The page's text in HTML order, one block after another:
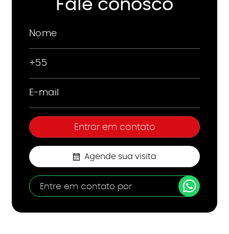
Fale conosco
Agende sua visita
Entre em contato por